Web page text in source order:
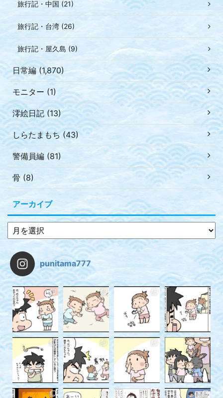
旅行記・中国 (21)
旅行記・台湾 (26)
旅行記・屋久島 (9)
日常編 (1,870)
モニター (1)
澪絵日記 (13)
しらたまもち (43)
警備員編 (81)
骨 (8)
アーカイブ
punitama777